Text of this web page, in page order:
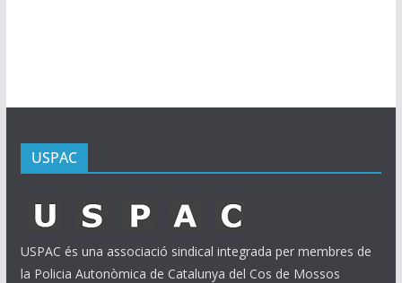
USPAC
USPAC és una associació sindical integrada per membres de
la Policia Autonòmica de Catalunya del Cos de Mossos